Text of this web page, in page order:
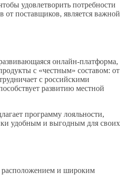
удовлетворить потребности
от поставщиков, является важной
онлайн-платформа,
с «честным» составом: от
с российскими
развитию местной
программу лояльности,
удобным и выгодным для своих
расположением и широким